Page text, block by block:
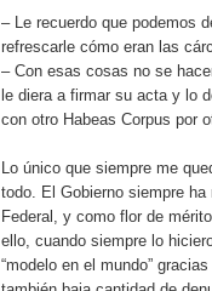
– Le recuerdo que podemos
refrescarle cómo eran las
– Con esas cosas no se
le diera a firmar su acta y lo
con otro Habeas Corpus por
Lo único que siempre me
todo. El Gobierno siempre
Federal, y como flor de
ello, cuando siempre lo
“modelo en el mundo”